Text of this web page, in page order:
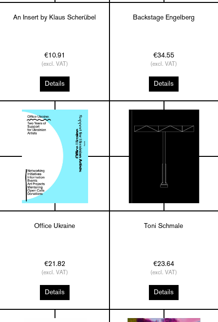
An Insert by Klaus Scherübel
€10.91
(excl. VAT)
Details
Backstage Engelberg
€34.55
(excl. VAT)
Details
Office Ukraine
€21.82
(excl. VAT)
Details
Toni Schmale
€23.64
(excl. VAT)
Details